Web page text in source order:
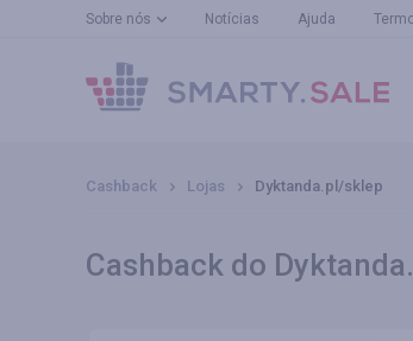
Sobre nós Notícias Ajuda
Cashback Lojas Dyktanda.pl/sklep
Cashback do